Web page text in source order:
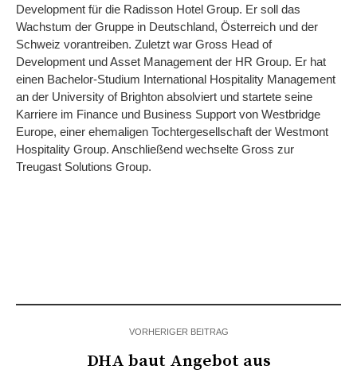
Development für die Radisson Hotel Group. Er soll das
Wachstum der Gruppe in Deutschland, Österreich und der
Schweiz vorantreiben. Zuletzt war Gross Head of
Development und Asset Management der HR Group. Er hat
einen Bachelor-Studium International Hospitality Management
an der University of Brighton absolviert und startete seine
Karriere im Finance und Business Support von Westbridge
Europe, einer ehemaligen Tochtergesellschaft der Westmont
Hospitality Group. Anschließend wechselte Gross zur
Treugast Solutions Group.
VORHERIGER BEITRAG
DHA baut Angebot aus